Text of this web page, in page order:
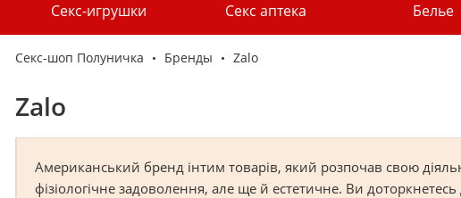
Секс-игрушки Секс аптека Белье
Секс-шоп Полуничка Бренды Zalo
Zalo
Американський бренд інтим товарів, який розпочав свою
фізіологічне задоволення, але ще й естетичне. Ви